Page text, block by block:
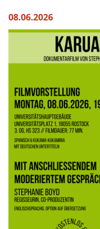
08.06.2026